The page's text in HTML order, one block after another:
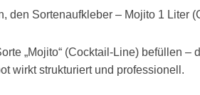
den Sortenaufkleber – Mojito 1 Liter
„Mojito“ (Cocktail-Line) befüllen –
wirkt strukturiert und professionell.